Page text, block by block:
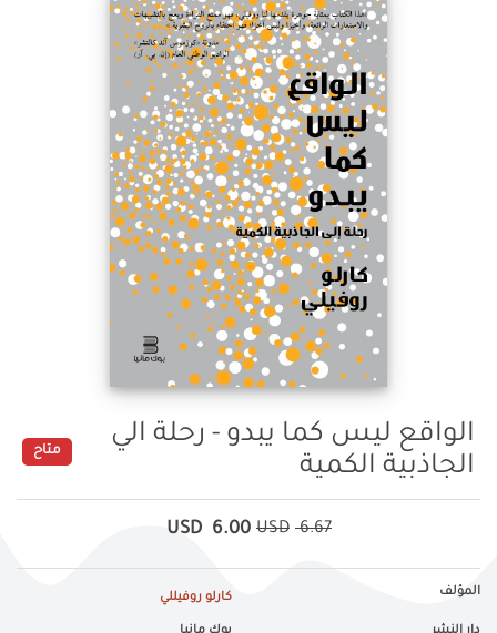
الواقع ليس كما يبدو - رحلة الي
الجاذبية الكمية
متاح
6.67
USD
6.00
USD
المؤلف كارلو روفيللي